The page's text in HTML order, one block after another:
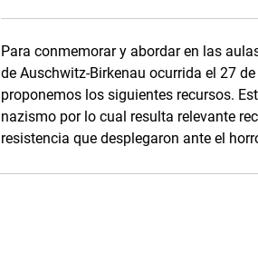
Para conmemorar y abordar en las
de Auschwitz-Birkenau ocurrida el 27
proponemos los siguientes recursos.
nazismo por lo cual resulta relevante
resistencia que desplegaron ante el